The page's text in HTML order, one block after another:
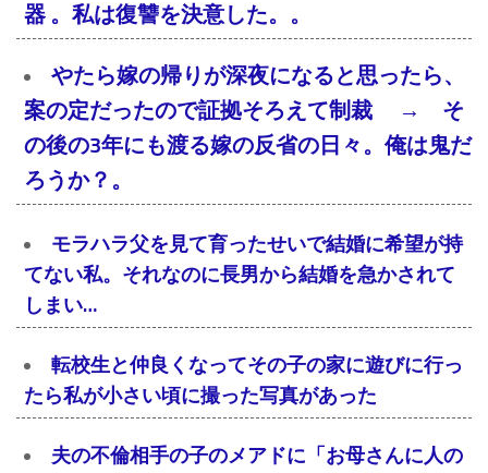
器 。私は復讐を決意した。。
やたら嫁の帰りが深夜になると思ったら、
案の定だったので証拠そろえて制裁 → そ
の後の3年にも渡る嫁の反省の日々。俺は鬼だ
ろうか？。
モラハラ父を見て育ったせいで結婚に希望が持
てない私。それなのに長男から結婚を急かされて
しまい…
転校生と仲良くなってその子の家に遊びに行っ
たら私が小さい頃に撮った写真があった
夫の不倫相手の子のメアドに「お母さんに人の